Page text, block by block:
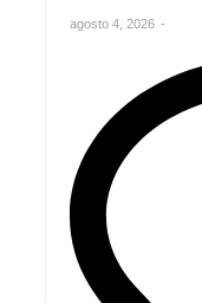
agosto 4, 2026 -